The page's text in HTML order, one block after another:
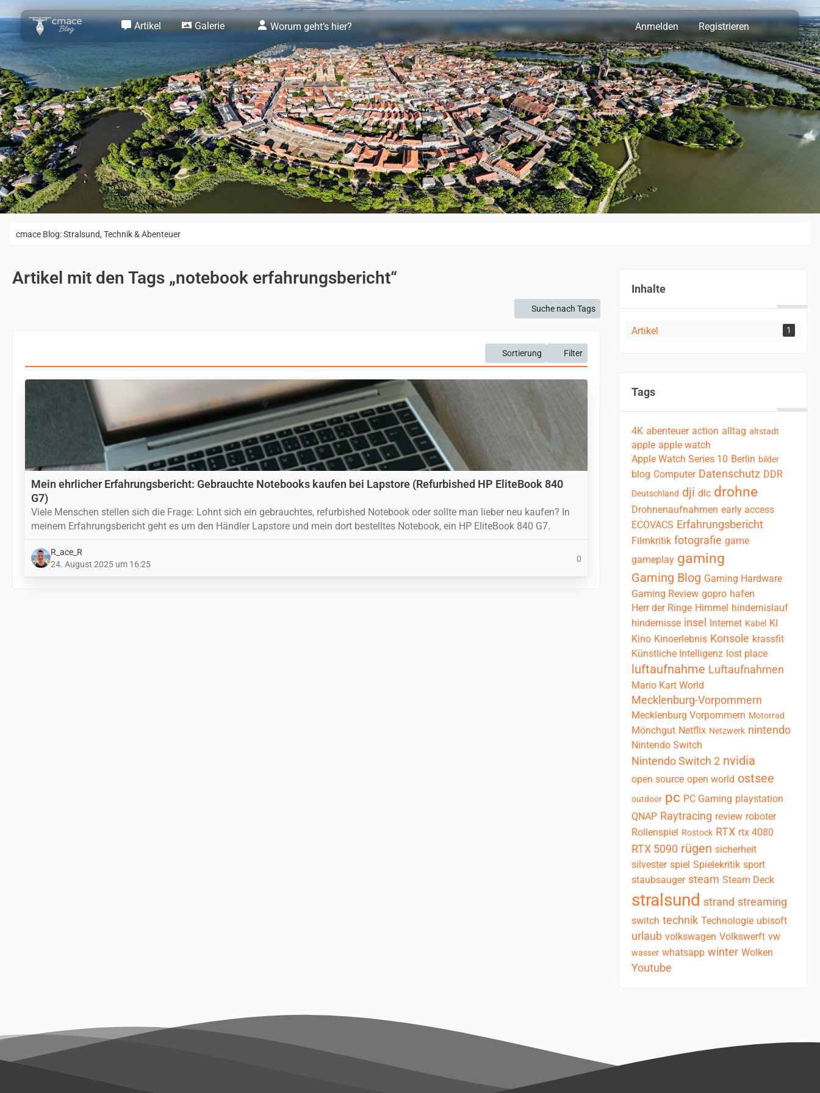
Artikel Galerie Worum geht’s hier? Anmelden Registrieren
cmace Blog: Stralsund, Technik & Abenteuer
Artikel mit den Tags „notebook erfahrungsbericht“
Suche nach Tags
Sortierung Filter
Mein ehrlicher Erfahrungsbericht: Gebrauchte Notebooks kaufen bei Lapstore (Refurbished HP EliteBook 840
G7)
Viele Menschen stellen sich die Frage: Lohnt sich ein gebrauchtes, refurbished Notebook oder sollte man lieber neu kaufen? In
meinem Erfahrungsbericht geht es um den Händler Lapstore und mein dort bestelltes Notebook, ein HP EliteBook 840 G7.
R_ace_R
24. August 2025 um 16:25
0
Inhalte
Artikel 1
Tags
4K abenteuer action alltag altstadt
apple apple watch
Apple Watch Series 10 Berlin bilder
blog Computer Datenschutz DDR
Deutschland dji dlc drohne
Drohnenaufnahmen early access
ECOVACS Erfahrungsbericht
Filmkritik fotografie game
gameplay gaming
Gaming Blog Gaming Hardware
Gaming Review gopro hafen
Herr der Ringe Himmel hindernislauf
hindernisse insel Internet Kabel KI
Kino Kinoerlebnis Konsole krassfit
Künstliche Intelligenz lost place
luftaufnahme Luftaufnahmen
Mario Kart World
Mecklenburg-Vorpommern
Mecklenburg Vorpommern Motorrad
Mönchgut Netflix Netzwerk nintendo
Nintendo Switch
Nintendo Switch 2 nvidia
open source open world ostsee
outdoor pc PC Gaming playstation
QNAP Raytracing review roboter
Rollenspiel Rostock RTX rtx 4080
RTX 5090 rügen sicherheit
silvester spiel Spielekritik sport
staubsauger steam Steam Deck
stralsund strand streaming
switch technik Technologie ubisoft
urlaub volkswagen Volkswerft vw
wasser whatsapp winter Wolken
Youtube